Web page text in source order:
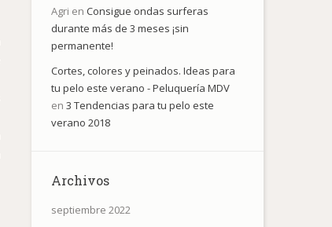
Agri enConsigue ondas surferas
durante más de 3 meses ¡sin
permanente!
Cortes, colores y peinados. Ideas para
tu pelo este verano - Peluquería MDV
en3 Tendencias para tu pelo este
verano 2018
Archivos
septiembre 2022